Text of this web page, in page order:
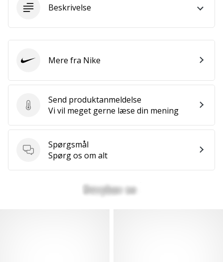
Beskrivelse
Send produktanmeldelse
Send produktanmeldelse
Vi vil meget gerne læse din mening
Spørgsmål
Spørgsmål
Spørg os om alt
Nike Mere fra Nike